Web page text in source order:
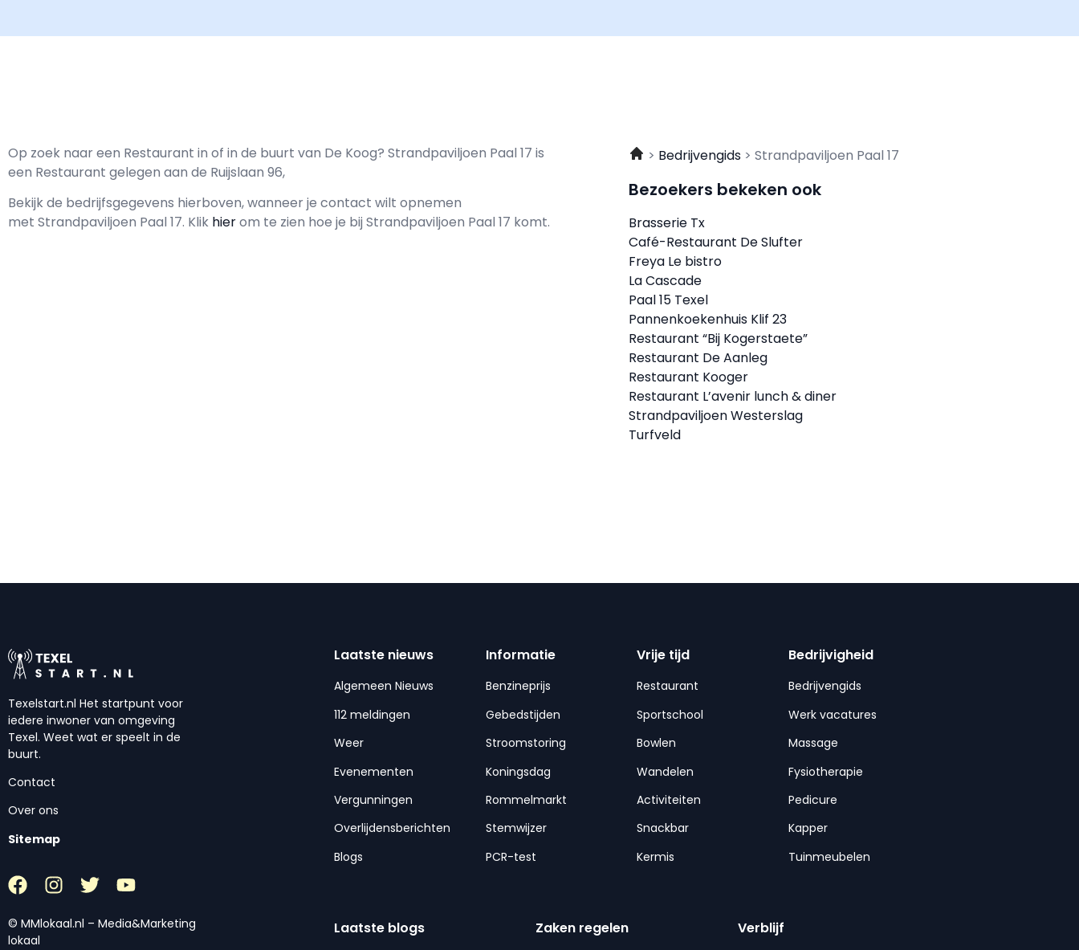
Op zoek naar een Restaurant in of in de buurt van De Koog? Strandpaviljoen Paal 17 is
een Restaurant gelegen aan de Ruijslaan 96,
Bekijk de bedrijfsgegevens hierboven, wanneer je contact wilt opnemen
met Strandpaviljoen Paal 17. Klik hierom te zien hoe je bij Strandpaviljoen Paal 17 komt.
Bedrijvengids Strandpaviljoen Paal 17
Bezoekers bekeken ook
Brasserie Tx
Café-Restaurant De Slufter
Freya Le bistro
La Cascade
Paal 15 Texel
Pannenkoekenhuis Klif 23
Restaurant “Bij Kogerstaete”
Restaurant De Aanleg
Restaurant Kooger
Restaurant L’avenir lunch & diner
Strandpaviljoen Westerslag
Turfveld
Texelstart.nl Het startpunt voor
iedere inwoner van omgeving
Texel. Weet wat er speelt in de
buurt.
Contact
Over ons
Sitemap
© MMlokaal.nl – Media&Marketing
lokaal
Laatste nieuws
Algemeen Nieuws
112 meldingen
Weer
Evenementen
Vergunningen
Overlijdensberichten
Blogs
Informatie
Benzineprijs
Gebedstijden
Stroomstoring
Koningsdag
Rommelmarkt
Stemwijzer
PCR-test
Vrije tijd
Restaurant
Sportschool
Bowlen
Wandelen
Activiteiten
Snackbar
Kermis
Bedrijvigheid
Bedrijvengids
Werk vacatures
Massage
Fysiotherapie
Pedicure
Kapper
Tuinmeubelen
Laatste blogs Zaken regelen Verblijf